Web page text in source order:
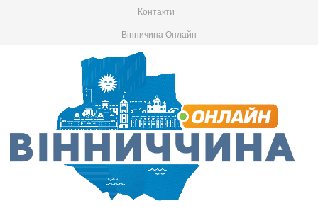
Контакти
Вінничина Онлайн